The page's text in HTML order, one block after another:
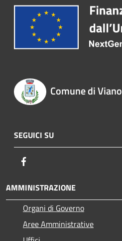
Comune di Viano
SEGUICI SU
AMMINISTRAZIONE
Organi di Governo
Aree Amministrative